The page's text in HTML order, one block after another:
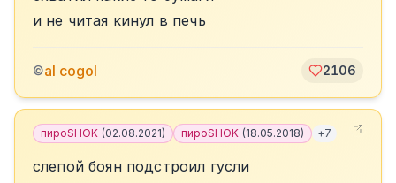
и не читая кинул в печь
©al cogol 2106
пироSHOK (02.08.2021) пироSHOK (18.05.2018) +7
слепой боян подстроил гусли